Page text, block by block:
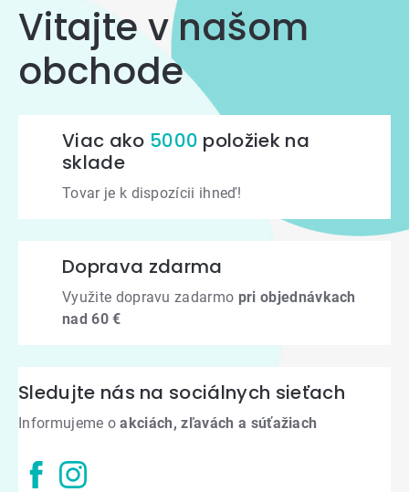
Vitajte v našom
obchode
Viac ako 5000 položiek na
sklade
Tovar je k dispozícii ihneď!
Doprava zdarma
Využite dopravu zadarmo pri objednávkach
nad 60 €
Sledujte nás na sociálnych sieťach
Informujeme oakciách, zľavách a súťažiach